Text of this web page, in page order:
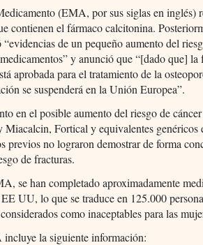
(EMA, por sus siglas en inglés)
contienen el fármaco calcitonina.
de un pequeño aumento del
y anunció que “[dado que] la
aprobada para el tratamiento de la
se suspenderá en la Unión Europea”.
en el posible aumento del riesgo de
Miacalcin, Fortical y equivalentes
previos no lograron demostrar de forma
de fracturas.
se han completado aproximadamente
UU, lo que se traduce en 125.000
como inaceptables para las
la siguiente información: